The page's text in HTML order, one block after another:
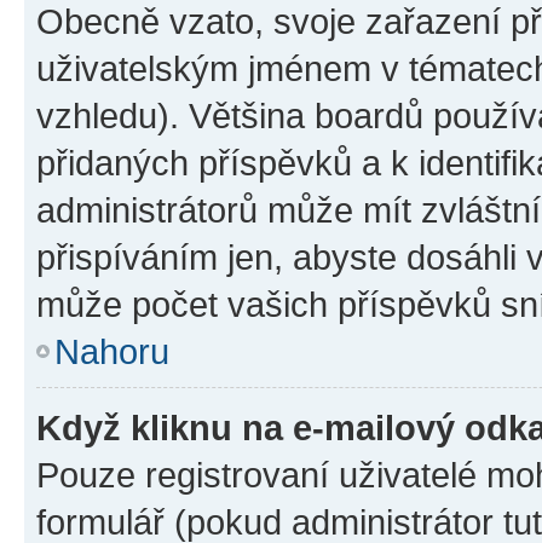
Obecně vzato, svoje zařazení
uživatelským jménem v
vzhledu). Většina boardů
přidaných příspěvků a k
administrátorů může mít
přispíváním jen, abyste dosáhli
může počet vašich příspěvků
Nahoru
Když kliknu na e-mailový
Pouze registrovaní uživatelé
formulář (pokud administrátor